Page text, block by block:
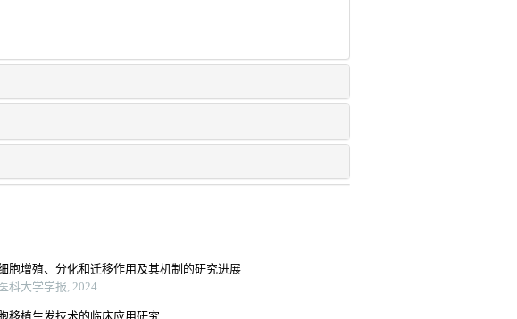
胞增殖、分化和迁移作用及其机制的研究进展
科大学学报, 2024
移植生发技术的临床应用研究